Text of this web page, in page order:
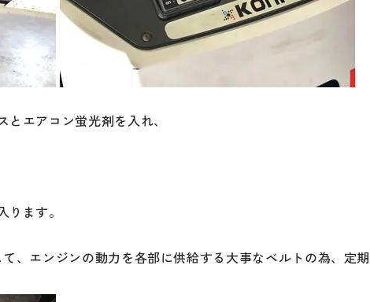
エアコン蛍光剤を入れ、
ます。
、エンジンの動力を各部に供給する大事なベルトの為、定